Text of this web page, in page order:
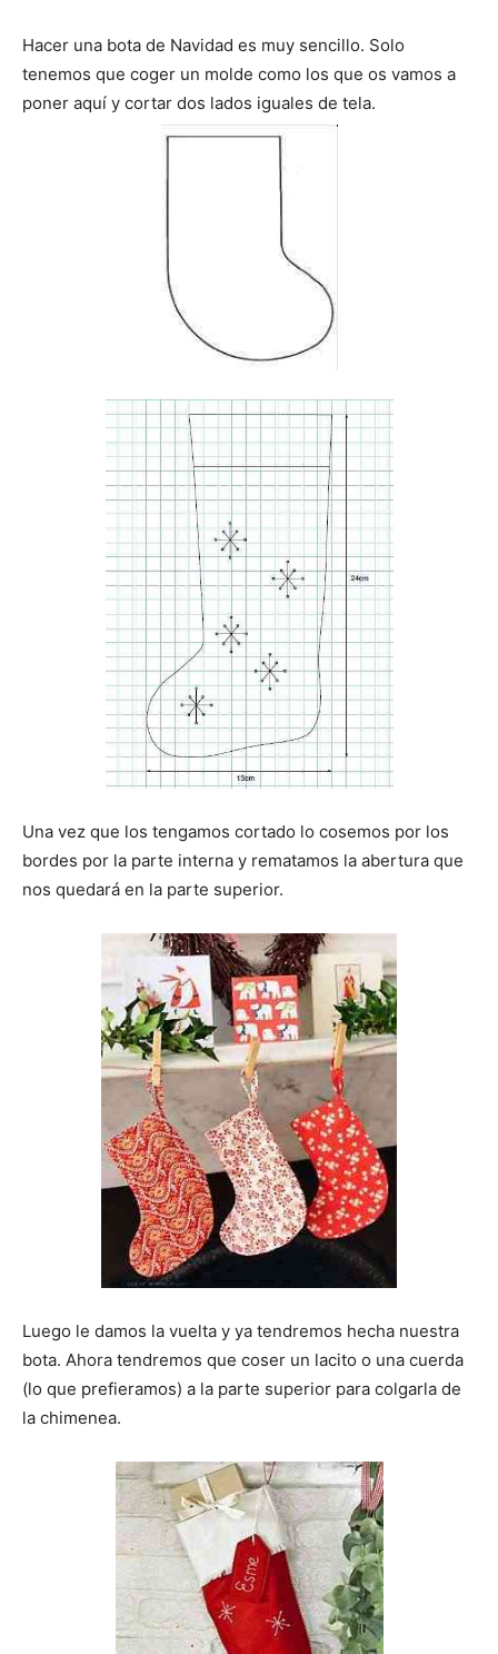
Hacer una bota de Navidad es muy sencillo. Solo
tenemos que coger un molde como los que os vamos a
poner aquí y cortar dos lados iguales de tela.
Una vez que los tengamos cortado lo cosemos por los
bordes por la parte interna y rematamos la abertura que
nos quedará en la parte superior.
Luego le damos la vuelta y ya tendremos hecha nuestra
bota. Ahora tendremos que coser un lacito o una cuerda
(lo que prefieramos) a la parte superior para colgarla de
la chimenea.